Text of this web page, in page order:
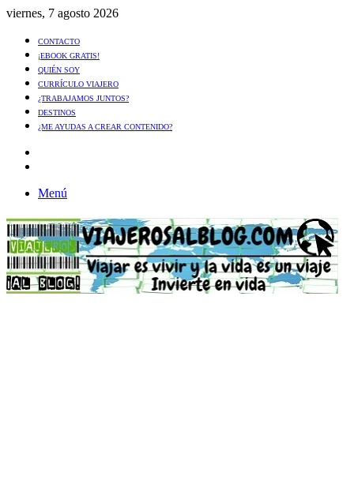
viernes, 7 agosto 2026
CONTACTO
¡EBOOK GRATIS!
QUIÉN SOY
CURRÍCULO VIAJERO
¿TRABAJAMOS JUNTOS?
DESTINOS
¿ME AYUDAS A CREAR CONTENIDO?
Menú